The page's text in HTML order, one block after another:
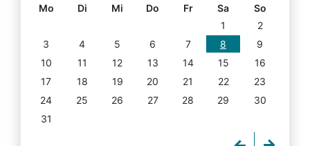
Mo Di Mi Do Fr Sa
So
1
2
3
4 5 6 7 8
9
10
11 12 13 14 15
16
17
18 19 20 21 22
23
24
25 26 27 28 29
30
31